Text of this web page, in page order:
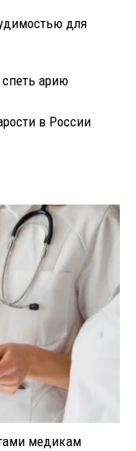
для
арию
в России
медикам